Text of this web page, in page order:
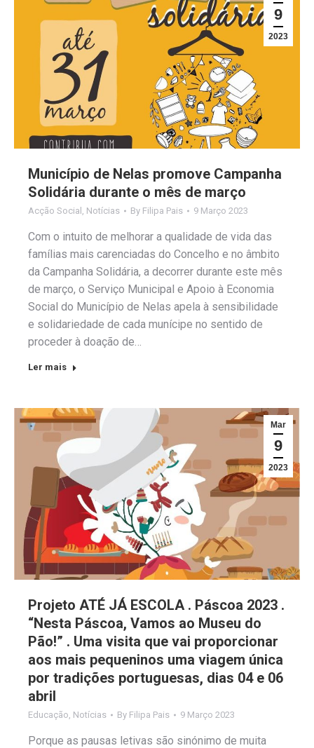
9
2023
Município de Nelas promove Campanha
Solidária durante o mês de março
Acção Social , Notícias By Filipa Pais 9 Março 2023
Com o intuito de melhorar a qualidade de vida das
famílias mais carenciadas do Concelho e no âmbito
da Campanha Solidária, a decorrer durante este mês
de março, o Serviço Municipal e Apoio à Economia
Social do Município de Nelas apela à sensibilidade
e solidariedade de cada munícipe no sentido de
proceder à doação de…
Ler mais
Mar
9
2023
Projeto ATÉ JÁ ESCOLA . Páscoa 2023 .
“Nesta Páscoa, Vamos ao Museu do
Pão!” . Uma visita que vai proporcionar
aos mais pequeninos uma viagem única
por tradições portuguesas, dias 04 e 06
abril
Educação Notícias By Filipa Pais 9 Março 2023
Porque as pausas letivas são sinónimo de muita